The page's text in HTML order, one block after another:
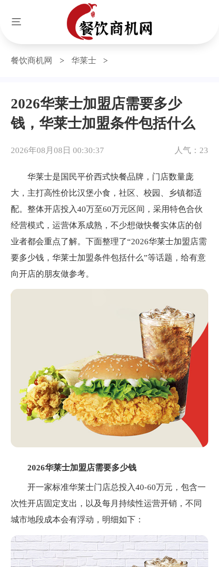
餐饮商机网 > 华莱士 >
2026华莱士加盟店需要多少
钱，华莱士加盟条件包括什么
2026年08月08日 00:30:37 人气：23
华莱士是国民平价西式快餐品牌，门店数量庞
大，主打高性价比汉堡小食，社区、校园、乡镇都适
配。整体开店投入40万至60万元区间，采用特色合伙
经营模式，运营体系成熟，不少想做快餐实体店的创
业者都会重点了解。下面整理了“2026华莱士加盟店需
要多少钱，华莱士加盟条件包括什么”等话题，给有意
向开店的朋友做参考。
2026华莱士加盟店需要多少钱
开一家标准华莱士门店总投入40-60万元，包含一
次性开店固定支出，以及每月持续性运营开销，不同
城市地段成本会有浮动，明细如下：